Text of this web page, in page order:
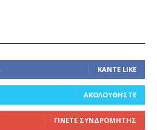
ΚΆΝΤΕ LIKE
ΑΚΟΛΟΥΘΉΣΤΕ
ΓΊΝΕΤΕ ΣΥΝΔΡΟΜΗΤΉΣ